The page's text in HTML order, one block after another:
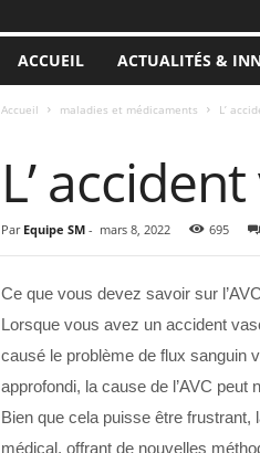
ACCUEIL ACTUALITÉS &
Accueil maladies et médicaments L’
L’
Par Equipe SM- mars 8, 2022 695
Ce que vous devez savoir sur
Lorsque vous avez un accident
causé le problème de flux sanguin
approfondi, la cause de l’AVC peut
Bien que cela puisse être
médical, offrant de nouvelles